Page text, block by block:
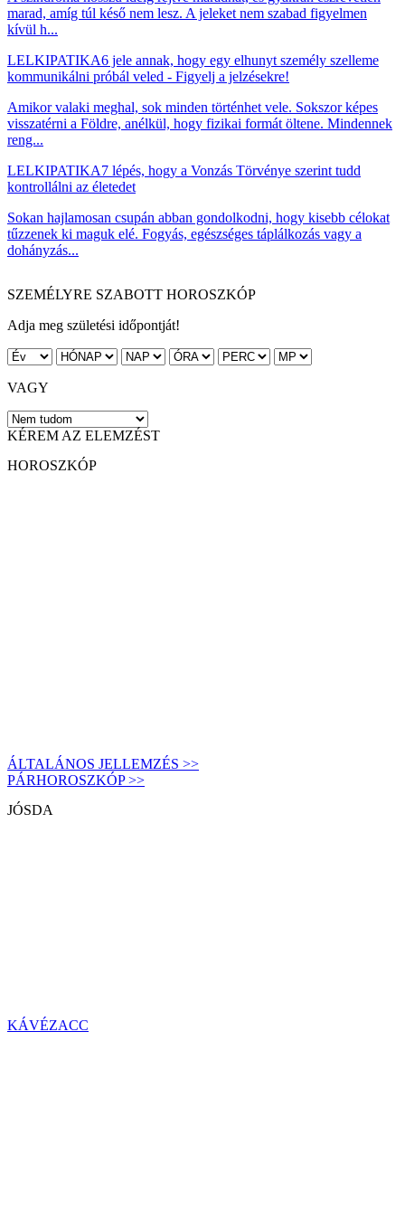
marad, amíg túl késő nem lesz. A jeleket nem szabad figyelmen
kívül h...
LELKIPATIKA6 jele annak, hogy egy elhunyt személy szelleme
kommunikálni próbál veled - Figyelj a jelzésekre!
Amikor valaki meghal, sok minden történhet vele. Sokszor képes
visszatérni a Földre, anélkül, hogy fizikai formát öltene. Mindennek
reng...
LELKIPATIKA7 lépés, hogy a Vonzás Törvénye szerint tudd
kontrollálni az életedet
Sokan hajlamosan csupán abban gondolkodni, hogy kisebb célokat
tűzzenek ki maguk elé. Fogyás, egészséges táplálkozás vagy a
dohányzás...
SZEMÉLYRE SZABOTT HOROSZKÓP
Adja meg születési időpontját!
VAGY
KÉREM AZ ELEMZÉST
HOROSZKÓP
ÁLTALÁNOS JELLEMZÉS >>
PÁRHOROSZKÓP >>
JÓSDA
KÁVÉZACC